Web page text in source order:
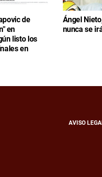
de
en
listo los
en
Ángel
nunca se
AVISO